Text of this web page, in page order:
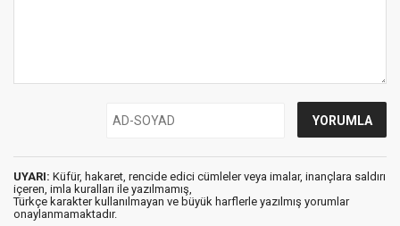
UYARI: Küfür, hakaret, rencide edici cümleler veya imalar, inançlara saldırı
içeren, imla kuralları ile yazılmamış,
Türkçe karakter kullanılmayan ve büyük harflerle yazılmış yorumlar
onaylanmamaktadır.